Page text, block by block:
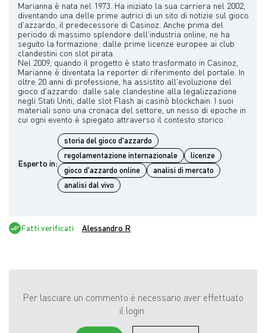
Marianna è nata nel 1973. Ha iniziato la sua carriera nel 2002,
diventando una delle prime autrici di un sito di notizie sul gioco
d'azzardo, il predecessore di Casinoz. Anche prima del
periodo di massimo splendore dell'industria online, ne ha
seguito la formazione: dalle prime licenze europee ai club
clandestini con slot pirata.
Nel 2009, quando il progetto è stato trasformato in Casinoz,
Marianne è diventata la reporter di riferimento del portale. In
oltre 20 anni di professione, ha assistito all'evoluzione del
gioco d'azzardo: dalle sale clandestine alla legalizzazione
negli Stati Uniti, dalle slot Flash ai casinò blockchain. I suoi
materiali sono una cronaca del settore, un nesso di epoche in
Esperto in:
storia del gioco d'azzardo
regolamentazione internazionale
licenze
gioco d'azzardo online
analisi di mercato
analisi dal vivo
Fatti verificati Alessandro R
Per lasciare un commento è necessario aver effettuato
il login: